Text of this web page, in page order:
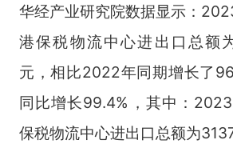
华经产业研究院数据显示：
港保税物流中心进出口总额
元，相比2022年同期增长了
同比增长99.4%，其中：
保税物流中心进出口总额为